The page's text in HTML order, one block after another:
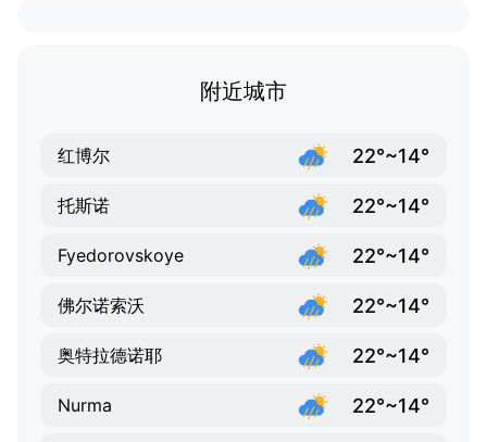
附近城市
红博尔 22°~14°
托斯诺 22°~14°
Fyedorovskoye 22°~14°
佛尔诺索沃 22°~14°
奥特拉德诺耶 22°~14°
Nurma 22°~14°